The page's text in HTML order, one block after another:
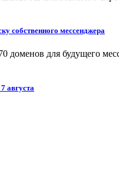
собственного мессенджера
доменов для будущего
августа